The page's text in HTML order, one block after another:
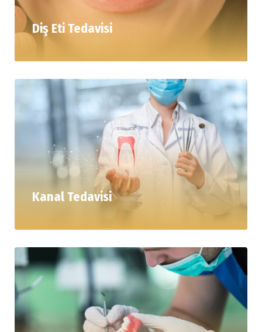
Diş Eti Tedavisi
Kanal Tedavisi